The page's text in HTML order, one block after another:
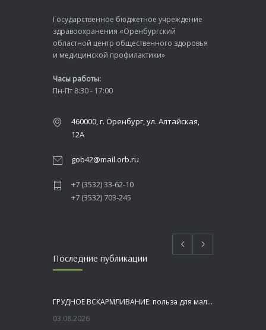
Государственное бюджетное учреждение
здравоохранения «Оренбургский
областной центр общественного здоровья
и медицинской профилактики»
Часы работы:
Пн-Пт 8:30 - 17:00
460000, г. Оренбург, ул. Алтайская,
12А
gob42@mail.orb.ru
+7 (3532) 33-62-10
+7 (3532) 703-245
Последние публикации
ГРУДНОЕ ВСКАРМЛИВАНИЕ: польза для малыша и мамы
03.08.2026